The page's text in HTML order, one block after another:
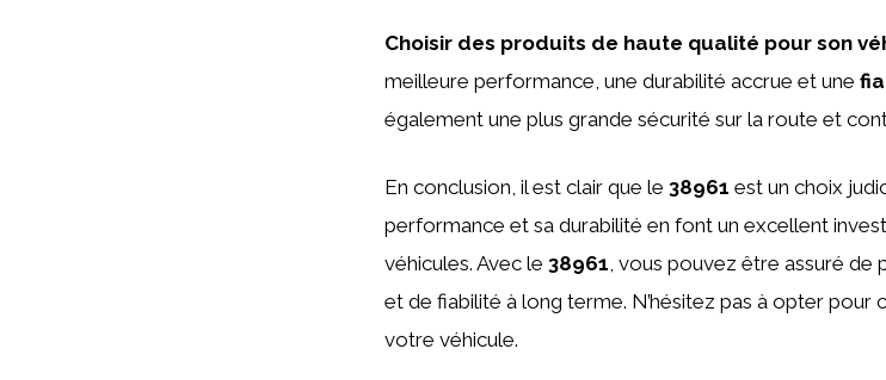
Choisir des produits de haute qualité pour son
meilleure performance, une durabilité accrue et une
également une plus grande sécurité sur la route et
En conclusion, il est clair que le 38961 est un choix
performance et sa durabilité en font un excellent
véhicules. Avec le 38961, vous pouvez être assuré
et de fiabilité à long terme. N’hésitez pas à opter pour
votre véhicule.